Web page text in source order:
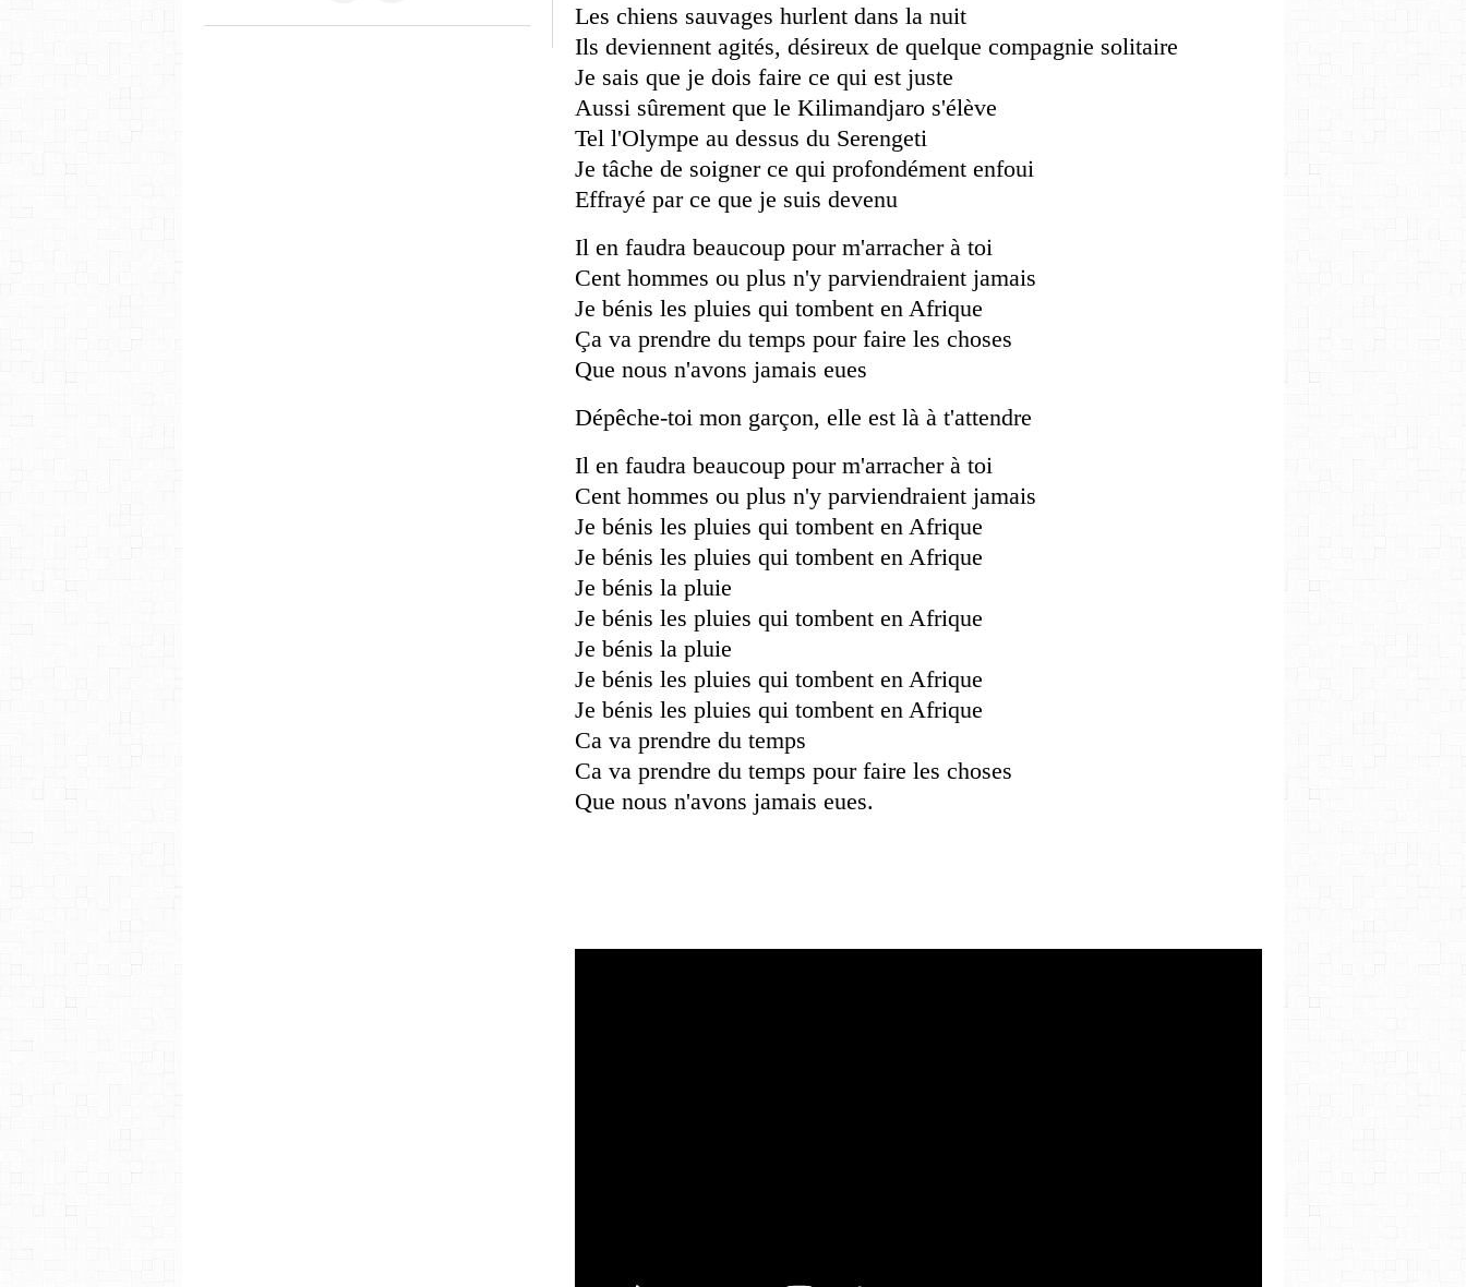
Les chiens sauvages hurlent dans la nuit
Ils deviennent agités, désireux de quelque compagnie solitaire
Je sais que je dois faire ce qui est juste
Aussi sûrement que le Kilimandjaro s'élève
Tel l'Olympe au dessus du Serengeti
Je tâche de soigner ce qui profondément enfoui
Effrayé par ce que je suis devenu
Il en faudra beaucoup pour m'arracher à toi
Cent hommes ou plus n'y parviendraient jamais
Je bénis les pluies qui tombent en Afrique
Ça va prendre du temps pour faire les choses
Que nous n'avons jamais eues
Dépêche-toi mon garçon, elle est là à t'attendre
Il en faudra beaucoup pour m'arracher à toi
Cent hommes ou plus n'y parviendraient jamais
Je bénis les pluies qui tombent en Afrique
Je bénis les pluies qui tombent en Afrique
Je bénis la pluie
Je bénis les pluies qui tombent en Afrique
Je bénis la pluie
Je bénis les pluies qui tombent en Afrique
Je bénis les pluies qui tombent en Afrique
Ca va prendre du temps
Ca va prendre du temps pour faire les choses
Que nous n'avons jamais eues.